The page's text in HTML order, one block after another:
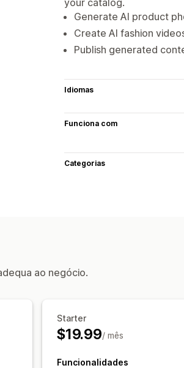
Generate AI product
Create AI fashion
Publish generated
Idiomas
Funciona com
Categorias
ao negócio.
Starter
$19.99/ mês
Funcionalidades